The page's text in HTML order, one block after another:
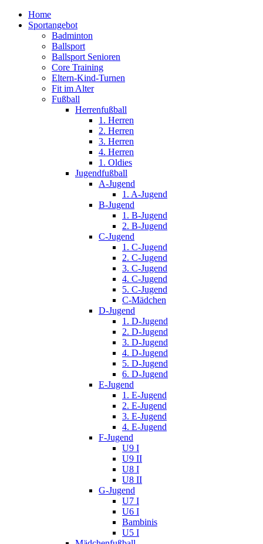
Home
Sportangebot
Badminton
Ballsport
Ballsport Senioren
Core Training
Eltern-Kind-Turnen
Fit im Alter
Fußball
Herrenfußball
1. Herren
2. Herren
3. Herren
4. Herren
1. Oldies
Jugendfußball
A-Jugend
1. A-Jugend
B-Jugend
1. B-Jugend
2. B-Jugend
C-Jugend
1. C-Jugend
2. C-Jugend
3. C-Jugend
4. C-Jugend
5. C-Jugend
C-Mädchen
D-Jugend
1. D-Jugend
2. D-Jugend
3. D-Jugend
4. D-Jugend
5. D-Jugend
6. D-Jugend
E-Jugend
1. E-Jugend
2. E-Jugend
3. E-Jugend
4. E-Jugend
F-Jugend
U9 I
U9 II
U8 I
U8 II
G-Jugend
U7 I
U6 I
Bambinis
U5 I